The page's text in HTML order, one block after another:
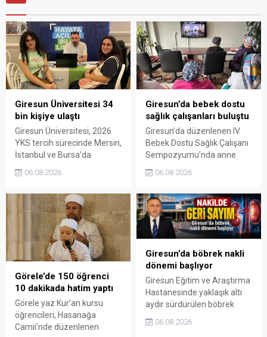
Giresun Üniversitesi 34
bin kişiye ulaştı
Giresun Üniversitesi, 2026
YKS tercih sürecinde Mersin,
İstanbul ve Bursa’da
fuarlarında aday öğrenciler
06.08.2026
Giresun’da bebek dostu
sağlık çalışanları buluştu
Giresun’da düzenlenen IV.
Bebek Dostu Sağlık Çalışanı
Sempozyumu’nda anne
ve sağlık kuruluşlarında
ele alındı.
06.08.2026
Görele’de 150 öğrenci
10 dakikada hatim yaptı
Görele yaz Kur’an kursu
öğrencileri, Hasanağa
Camii’nde düzenlenen
Giresun’da böbrek nakli
dönemi başlıyor
Giresun Eğitim ve Araştırma
Hastanesinde yaklaşık altı
aydır sürdürülen böbrek
Ön izin başvurusunun
06.08.2026